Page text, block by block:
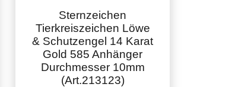
Sternzeichen
Tierkreiszeichen Löwe
& Schutzengel 14 Karat
Gold 585 Anhänger
Durchmesser 10mm
(Art.213123)